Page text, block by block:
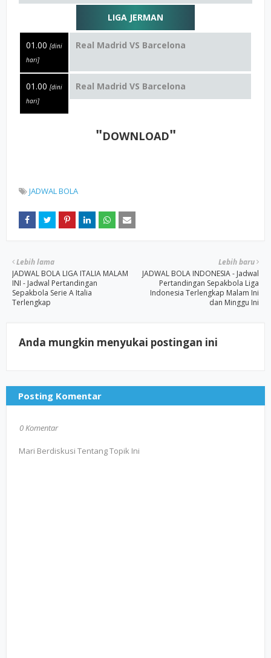
LIGA JERMAN
01.00 [dini
hari]
Real Madrid VS Barcelona
01.00 [dini
hari]
Real Madrid VS Barcelona
"DOWNLOAD"
JADWAL BOLA
Lebih baru
JADWAL BOLA INDONESIA - Jadwal
Pertandingan Sepakbola Liga
Indonesia Terlengkap Malam Ini
dan Minggu Ini
Lebih lama
JADWAL BOLA LIGA ITALIA MALAM
INI - Jadwal Pertandingan
Sepakbola Serie A Italia
Terlengkap
Anda mungkin menyukai postingan ini
Posting Komentar
0 Komentar
Mari Berdiskusi Tentang Topik Ini